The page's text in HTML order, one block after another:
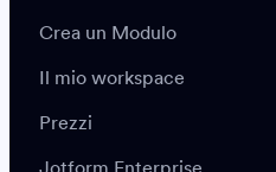
Crea un Modulo
Il mio workspace
Prezzi
Jotform Enterprise